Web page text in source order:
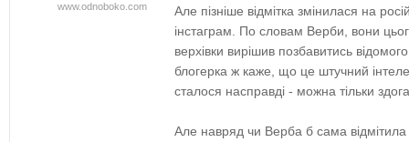
www.odnoboko.com
Але пізніше відмітка змінилася на
інстаграм. По словам Верби, вони
верхівки вирішив позбавитись
блогерка ж каже, що це штучний
сталося насправді - можна тільки
Але навряд чи Верба б сама